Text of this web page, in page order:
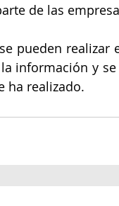
de las
pueden realizar
información y
ha realizado.